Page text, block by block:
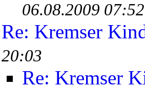
06.08.2009 07:52
Re: Kremser
20:03
Re: Kremser